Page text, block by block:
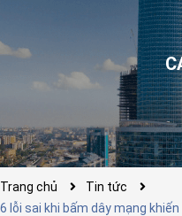
Trang chủ
Tin tức
6 lỗi sai khi bấm dây mạng